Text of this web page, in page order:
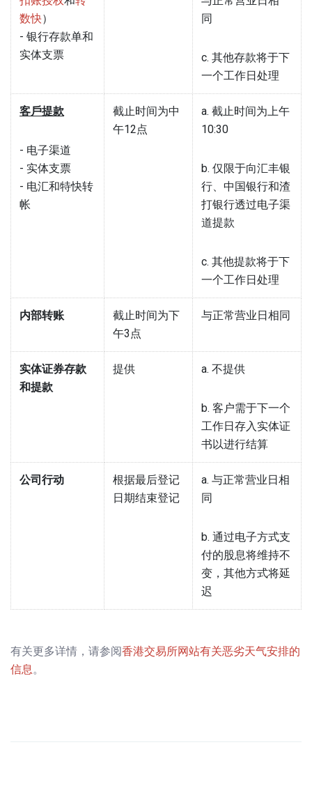
数快）
- 银行存款单和
实体支票
同
c. 其他存款将于下
一个工作日处理
客戶提款
- 电子渠道
- 实体支票
- 电汇和特快转
帐
截止时间为中
午12点
a. 截止时间为上午
10:30
b. 仅限于向汇丰银
行、中国银行和渣
打银行透过电子渠
道提款
c. 其他提款将于下
一个工作日处理
内部转账
截止时间为下
午3点
与正常营业日相同
实体证券存款
和提款​
提供 a. 不提供
b. 客户需于下一个
工作日存入实体证
书以进行结算
公司行动
根据最后登记
日期结束登记
a. 与正常营业日相
同
b. 通过电子方式支
付的股息将维持不
变，其他方式将延
迟
有关更多详情，请参阅香港交易所网站有关恶劣天气安排的
信息。